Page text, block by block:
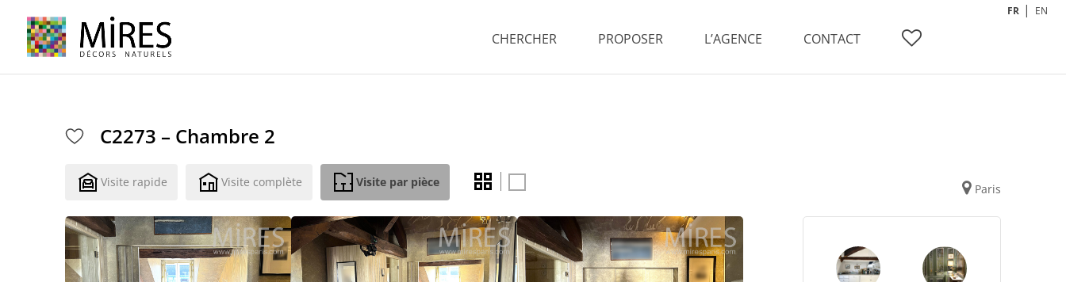
CHERCHER PROPOSER L’AGENCE CONTACT
FR EN
C2273 – Chambre 2
Visite rapide Visite complète Visite par pièce Paris